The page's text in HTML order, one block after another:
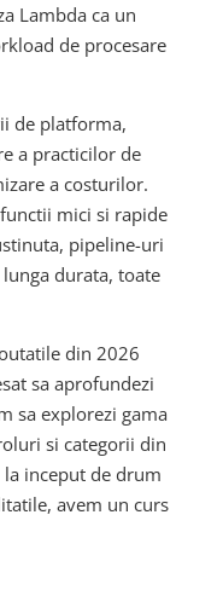
Lambda ca un
de procesare
de platforma,
a practicilor de
a costurilor.
mici si rapide
pipeline-uri
durata, toate
din 2026
sa aprofundezi
sa explorezi gama
si categorii din
inceput de drum
avem un curs